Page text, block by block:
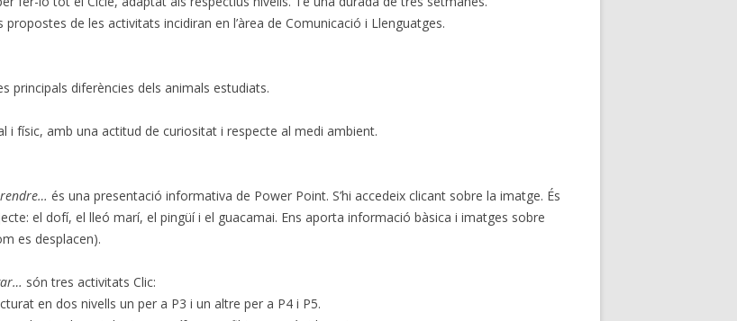
propostes de les activitats incidiran en l’àrea de Comunicació i Llenguatges.
principals diferències dels animals estudiats.
i físic, amb una actitud de curiositat i respecte al medi ambient.
és una presentació informativa de Power Point. S’hi accedeix clicant sobre la imatge. És
el dofí, el lleó marí, el pingüí i el guacamai. Ens aporta informació bàsica i imatges sobre
es desplacen).
són tres activitats Clic:
en dos nivells un per a P3 i un altre per a P4 i P5.